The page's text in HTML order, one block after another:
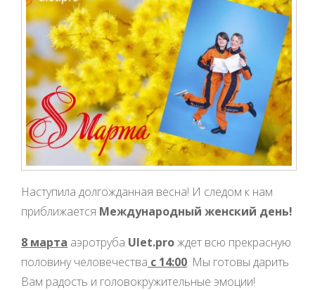
Наступила долгожданная весна! И следом к нам
приближается Международный женский день!
8 марта аэротруба Ulet.proждет всю прекрасную
половину человечества с 14:00. Мы готовы дарить
Вам радость и головокружительные эмоции!